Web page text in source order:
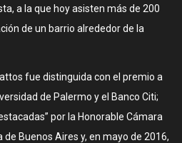
a la que hoy asisten más de 200
de un barrio alrededor de la
fue distinguida con el premio a
de Palermo y el Banco Citi;
por la Honorable Cámara
Buenos Aires y, en mayo de 2016,